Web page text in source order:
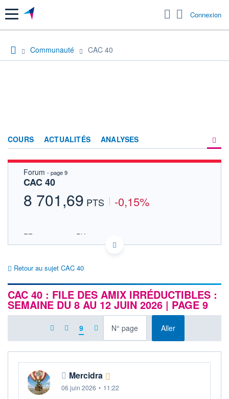
Menu Connexion
Communauté CAC 40
COURS ACTUALITÉS ANALYSES
HISTORIQUE
Forum - page 9
CAC 40
8 701,69 PTS -0,15%
FR0003500008 PX1
EURONEXT PARIS DONNÉES TEMPS RÉEL
8 700
8 710
8 720
8 710,49 8 714,93
+ HAUT
8 721,48
Retour au sujet CAC 40
CAC 40 : FILE DES AMIX IRRÉDUCTIBLES :
SEMAINE DU 8 AU 12 JUIN 2026 | PAGE 9
9 Allerà la page
Mercidra
06 juin 2026 • 11:22